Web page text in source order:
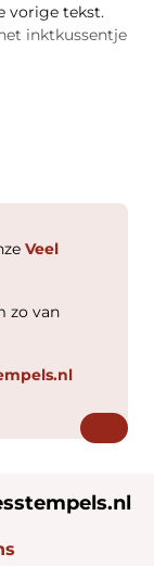
vorige tekst.
inktkussentje
Veel
zo van